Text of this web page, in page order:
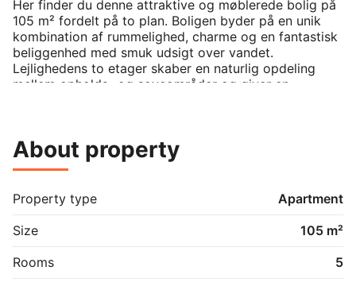
Her finder du denne attraktive og møblerede bolig på
105 m² fordelt på to plan. Boligen byder på en unik
kombination af rummelighed, charme og en fantastisk
beliggenhed med smuk udsigt over vandet.
Lejlighedens to etager skaber en naturlig opdeling
mellem opholds- og soveområder og giver en
værelser til gæster eller hjemmekontor. De to lyse
dagligstuer tilbyder flere indretningsmuligheder og
Fra boligens øverste plan er der et hyggeligt kig til
vandet, som tilfører boligen en særlig stemning og
understreger den attraktive beliggenhed.
eftermiddags- og aftensolen i rolige omgivelser.
About property
Property type
Apartment
Size
105 m²
Rooms
5